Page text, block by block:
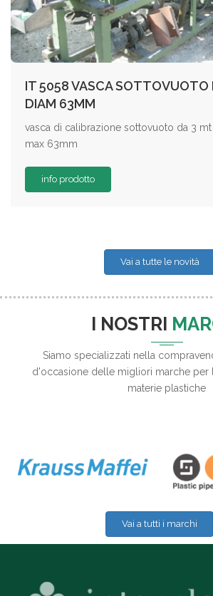
IT 5058 VASCA SOTTOVUOTO
DIAM 63MM
vasca di calibrazione sottovuoto da 3
max 63mm
info prodotto
Vai a tutte le novità
I NOSTRI
Siamo specializzati nella
d'occasione delle migliori marche per
materie plastiche
Vai a tutti i marchi